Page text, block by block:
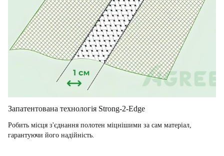
Запатентована технологія Strong-2-Edge
Робить місця з'єднання полотен міцнішими за сам матеріал,
гарантуючи його надійність.